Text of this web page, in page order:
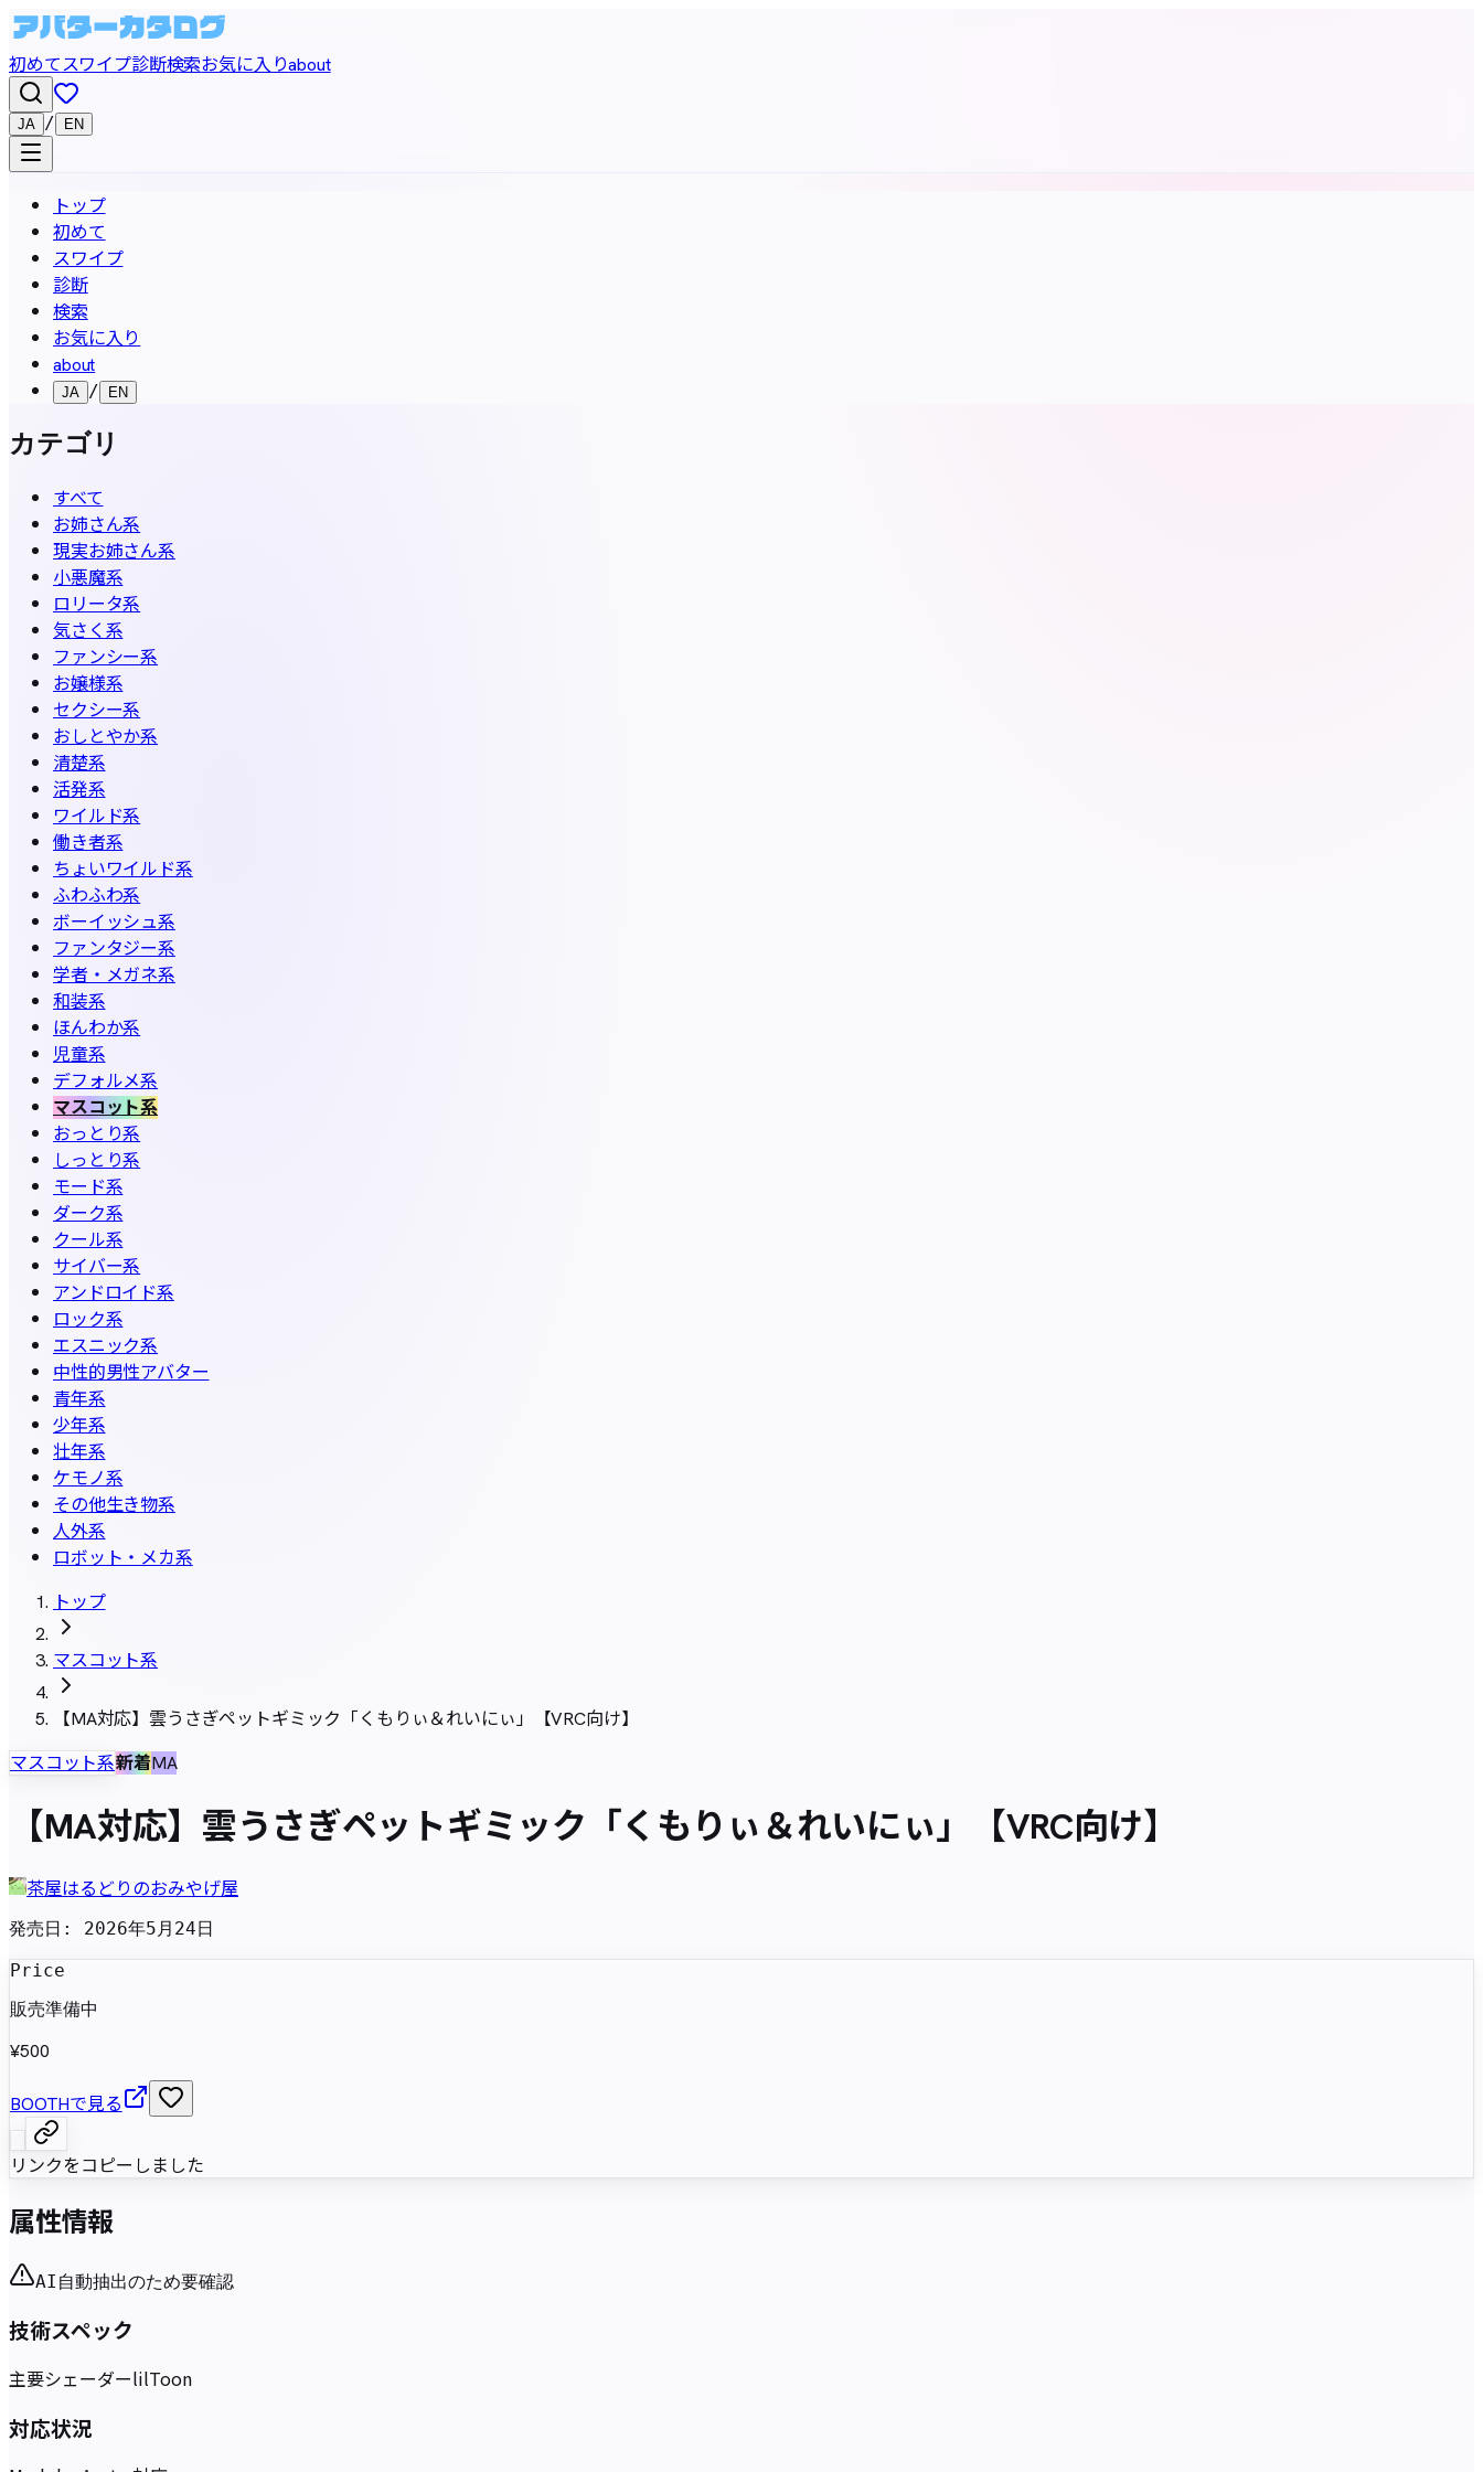
初めてスワイプ診断検索お気に入りabout
JA / EN
トップ
初めて
スワイプ
診断
検索
お気に入り
about
JA / EN
カテゴリ
すべて
お姉さん系
現実お姉さん系
小悪魔系
ロリータ系
気さく系
ファンシー系
お嬢様系
セクシー系
おしとやか系
清楚系
活発系
ワイルド系
働き者系
ちょいワイルド系
ふわふわ系
ボーイッシュ系
ファンタジー系
学者・メガネ系
和装系
ほんわか系
児童系
デフォルメ系
マスコット系
おっとり系
しっとり系
モード系
ダーク系
クール系
サイバー系
アンドロイド系
ロック系
エスニック系
中性的男性アバター
青年系
少年系
壮年系
ケモノ系
その他生き物系
人外系
ロボット・メカ系
トップ
マスコット系
【MA対応】雲うさぎペットギミック「くもりぃ＆れいにぃ」【VRC向け】
マスコット系新着MA
【MA対応】雲うさぎペットギミック「くもりぃ＆れいにぃ」【VRC向け】
茶屋はるどりのおみやげ屋
発売日 :
2026年5月24日
Price
販売準備中
¥500
BOOTHで見る
リンクをコピーしました
属性情報
AI自動抽出のため要確認
技術スペック
主要シェーダーlilToon
対応状況